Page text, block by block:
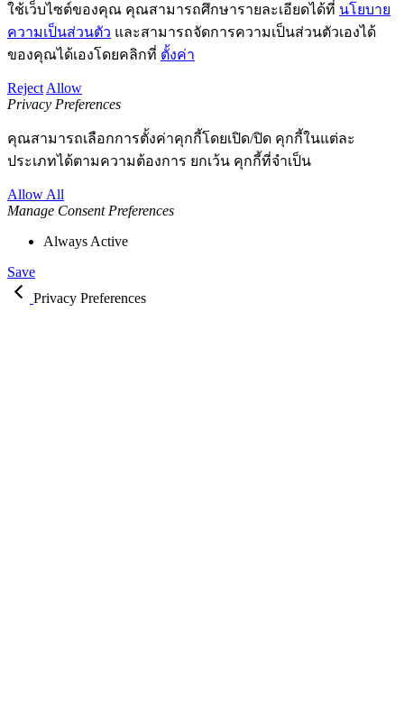
ใช้เว็บไซต์ของคุณ คุณสามารถศึกษารายละเอียดได้ที่ นโยบาย
ความเป็นส่วนตัว และสามารถจัดการความเป็นส่วนตัวเองได้
ของคุณได้เองโดยคลิกที่ ตั้งค่า
Reject Allow
Privacy Preferences
คุณสามารถเลือกการตั้งค่าคุกกี้โดยเปิด/ปิด คุกกี้ในแต่ละ
ประเภทได้ตามความต้องการ ยกเว้น คุกกี้ที่จำเป็น
Allow All
Manage Consent Preferences
Always Active
Save
Privacy Preferences